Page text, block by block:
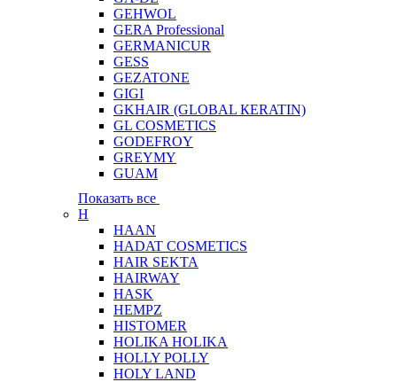
GEHWOL
GERA Professional
GERMANICUR
GESS
GEZATONE
GIGI
GKHAIR (GLOBAL КЕRATIN)
GL COSMETICS
GODEFROY
GREYMY
GUAM
Показать все
H
HAAN
HADAT COSMETICS
HAIR SEKTA
HAIRWAY
HASK
HEMPZ
HISTOMER
HOLIKA HOLIKA
HOLLY POLLY
HOLY LAND